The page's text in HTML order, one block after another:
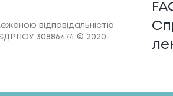
відповідальністю
30886474 © 2020-